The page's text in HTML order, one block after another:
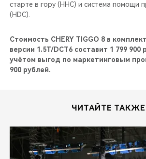
старте в гору (HHC) и система помощи
(HDC).
Стоимость CHERY TIGGO 8 в
версии 1.5T/DCT6 составит 1 799 900
учётом выгод по маркетинговым
900 рублей.
ЧИТАЙТЕ ТАКЖЕ